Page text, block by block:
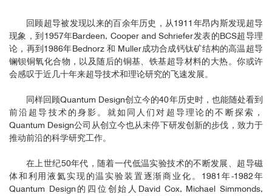
回顾超导被发现以来的百余年历史，从1911年昂内斯发现超导
现象，到1957年Bardeen, Cooper and Schriefer发表的BCS超导理
论，再到1986年Bednorz 和 Muller成功合成钙钛矿结构的高温超导
镧钡铜氧化合物，以及随后的铜基、铁基超导材料的大热。你或许
会感叹于近几十年来超导技术和理论研究的飞速发展。
同样回顾Quantum Design创立今的40年历史时，也能随处看到
前沿超导技术的身影。就如同人们对超导理论的不断探索，
Quantum Design公司从创立今也从未停下研发创新的步伐，致力于
推动前沿的科学研究工作。
在上世纪50年代，随着一代低温实验技术的不断发展、超导磁
体和利用液氦实现的温实验装置逐渐商业化。1981年-1982年
Quantum Design的四位创始人David Cox, Michael Simmonds,